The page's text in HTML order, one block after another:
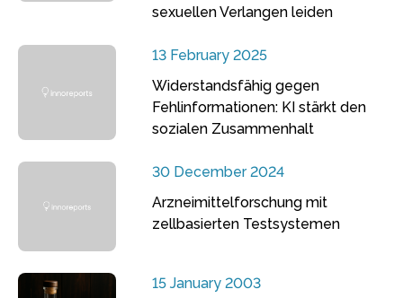
sexuellen Verlangen leiden
13 February 2025
Widerstandsfähig gegen
Fehlinformationen: KI stärkt den
sozialen Zusammenhalt
30 December 2024
Arzneimittelforschung mit
zellbasierten Testsystemen
15 January 2003